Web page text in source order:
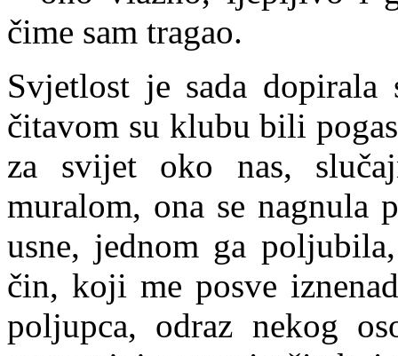
čime sam tragao.
Svjetlost je sada
čitavom su klubu bili
za svijet oko nas,
muralom, ona se nagnula
usne, jednom ga
čin, koji me posve
poljupca, odraz nekog